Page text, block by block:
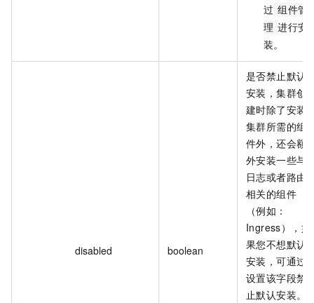
过 组件管
理 进行安
装。
disabled boolean
是否禁止默认
安装，集群创
建时除了安装
集群所需的组
件外，还会额
外安装一些与
日志或者路由
相关的组件
（例如：
Ingress），如
果您不想默认
安装，可通过
设置该字段禁
止默认安装。